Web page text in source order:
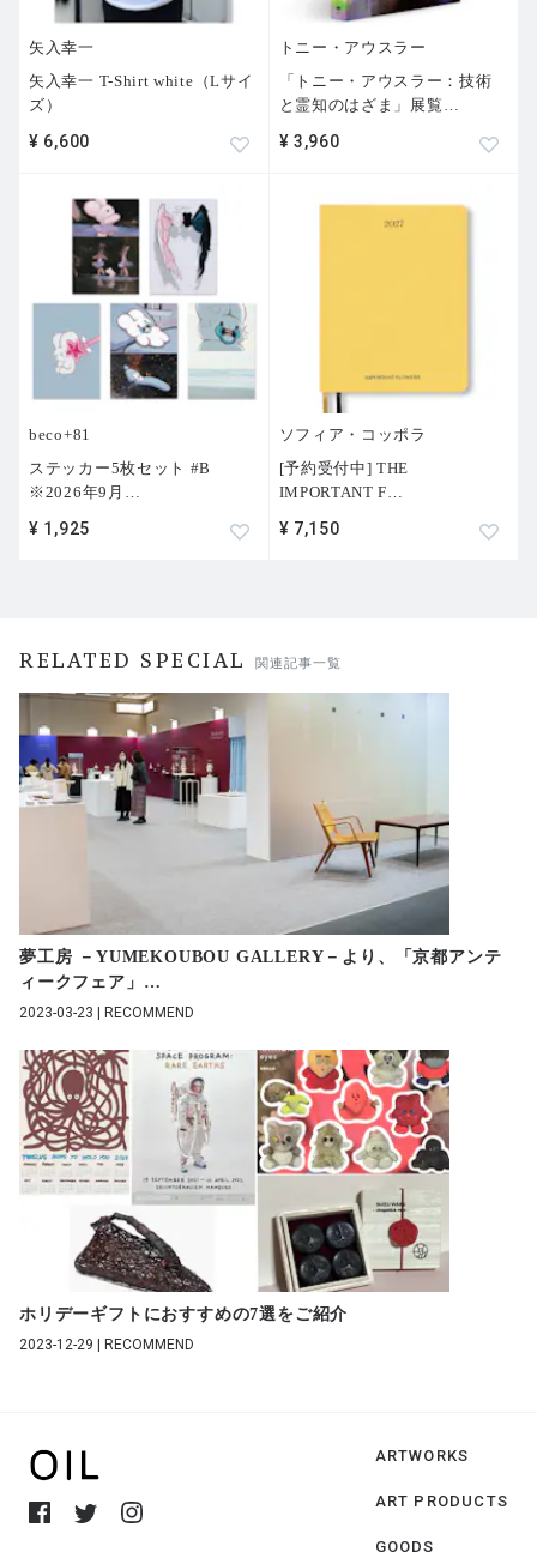
矢入幸一
矢入幸一 T-Shirt white（Lサイ
ズ）
¥ 6,600
トニー・アウスラー
「トニー・アウスラー：技術
と霊知のはざま」展覧 …
¥ 3,960
beco+81
ステッカー5枚セット #B
※2026年9月
¥ 1,925
ソフィア・コッポラ
[予約受付中] THE
IMPORTANT F
¥ 7,150
RELATED SPECIAL 関連記事一覧
夢工房 －YUMEKOUBOU GALLERY－より、「京都アンテ
ィークフェア」 …
2023-03-23 | RECOMMEND
ホリデーギフトにおすすめの7選をご紹介
2023-12-29 | RECOMMEND
ARTWORKS
ART PRODUCTS
GOODS